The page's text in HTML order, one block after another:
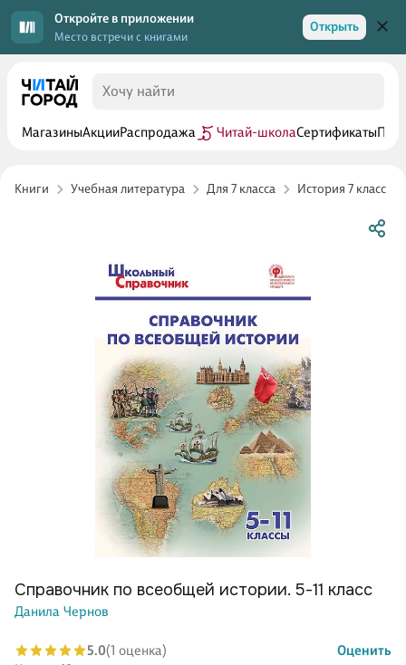
Откройте в приложении
Место встречи с книгами
Открыть
МагазиныАкцииРаспродажа Читай-школаСертификаты
Книги Учебная литература Для 7 класса История 7 класс
Справочник по всеобщей истории. 5-11 класс
Данила Чернов
5.0(1 оценка)
Оценить